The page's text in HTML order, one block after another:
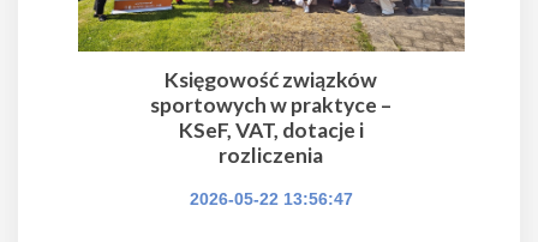
Księgowość związków
sportowych w praktyce –
KSeF, VAT, dotacje i
rozliczenia
2026-05-22 13:56:47